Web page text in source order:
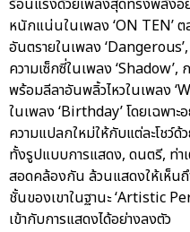
ร้อนแรงด้วยเพลงสุดทรงพลังอ
หนักแน่นในเพลง ‘ON TEN’
อันตรายในเพลง
ความเซ็กซี่ในเพลง
พร้อมลีลาอันพลิ้วไหวในเพลง
ในเพลง ‘Birthday’ โดยเฉพา
ความแปลกใหม่ให้กับแต่ละโชว์ด้
ทั้งรูปแบบการแสดง, ดนตรี, ท่า
สอดคล้องกัน ล้วนแสดงให้เห็น
ชั้นของเขาในฐานะ ‘Artistic
เข้ากับการแสดงได้อย่างลงตัว